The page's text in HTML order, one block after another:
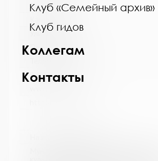
Клуб «Семейный архив»
Клуб гидов
Коллегам
Контакты
Город:
Улица, дом:
Первомайская, 40
8 (81533) 9-21-92